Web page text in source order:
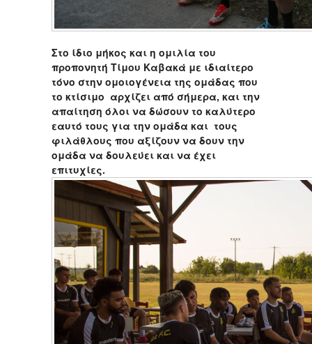
Στο ίδιο μήκος και η ομιλία του
προπονητή Τίμου Καβακά με ιδιαίτερο
τόνο στην ομοιογένεια της ομάδας που
το κτίσιμο αρχίζει από σήμερα, και την
απαίτηση όλοι να δώσουν το καλύτερο
εαυτό τους για την ομάδα και τους
φιλάθλους που αξίζουν να δουν την
ομάδα να δουλεύει και να έχει
επιτυχίες.